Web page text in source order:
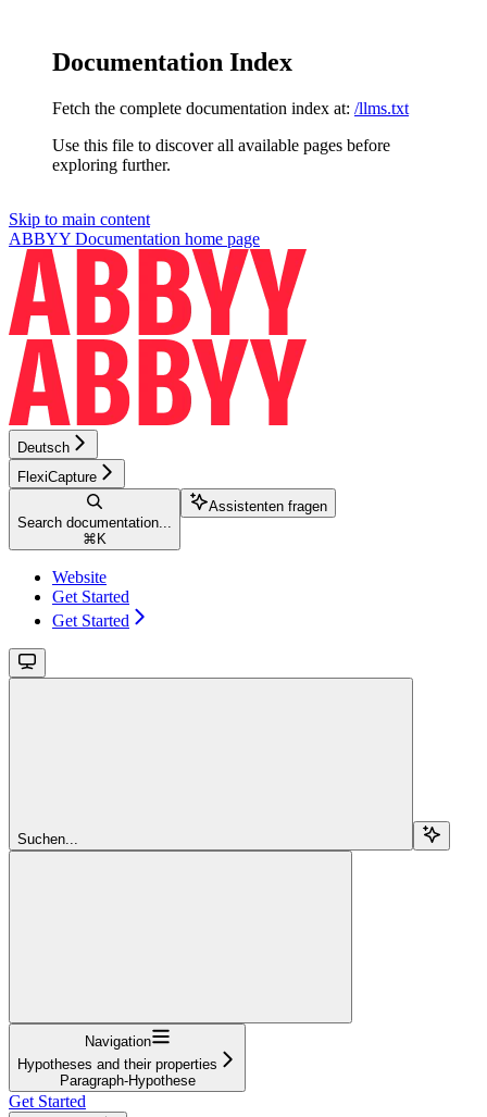
Documentation Index
Fetch the complete documentation index at: /llms.txt
Use this file to discover all available pages before
exploring further.
Skip to main content
ABBYY Documentation home page
Deutsch
FlexiCapture
Search documentation...
⌘ K
Assistenten fragen
Website
Get Started
Get Started
Suchen...
Navigation
Hypotheses and their properties
Paragraph-Hypothese
Get Started